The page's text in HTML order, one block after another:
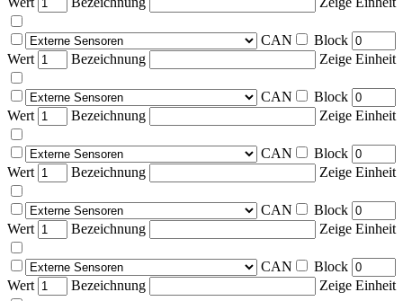
CAN
Block
Wert
Bezeichnung Zeige Einheit
CAN
Block
Wert
Bezeichnung Zeige Einheit
CAN
Block
Wert
Bezeichnung Zeige Einheit
CAN
Block
Wert
Bezeichnung Zeige Einheit
CAN
Block
Wert
Bezeichnung Zeige Einheit